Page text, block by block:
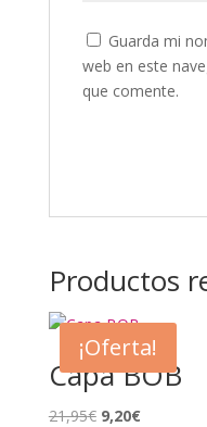
Guarda mi
web en este
que comente.
Productos
¡Oferta!
Capa BOB
21,95€ El
9,20€El